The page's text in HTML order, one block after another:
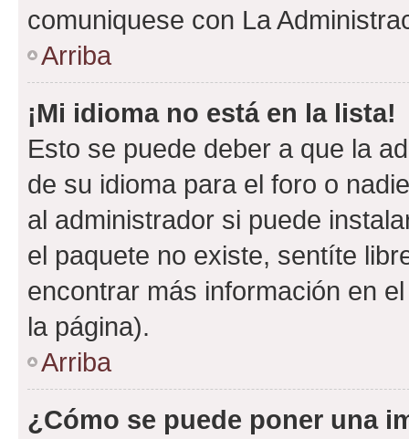
comuniquese con La
Arriba
¡Mi idioma no está en la lista!
Esto se puede deber a que la
de su idioma para el foro o
al administrador si puede
el paquete no existe, sentíte
encontrar más información en
la página).
Arriba
¿Cómo se puede poner una